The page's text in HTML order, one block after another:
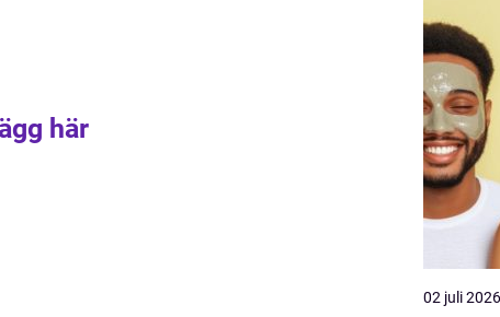
här
02 juli 2026